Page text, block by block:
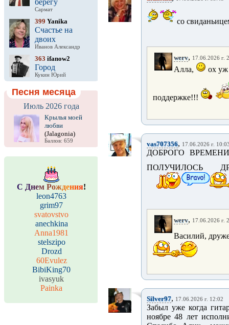
берегу
Сармат
399 Yanika
Счастье на
двоих
Иванов Александр
363 ifanow2
Город
Кукин Юрий
Песня месяца
Июль 2026 года
Крылья моей
любви
(Jalagonia)
Баллов: 659
С Днем Рождения!
leon4763
grim97
svatovstvo
anechkina
Anna1981
stelszipo
Drozd
60Evulez
BibiKing70
ivasyuk
Painka
со
werv, 17.06.2026 г.
Алла, ох уж
поддержке!!!
vas707356, 17.06.2026 г.
ДОБРОГО
ПОЛУЧИЛОСЬ
werv, 17.06.2026 г.
Василий,
Silver97, 17.06.2026 г. 12:02
Забыл уже когда
ноябре 48 лет